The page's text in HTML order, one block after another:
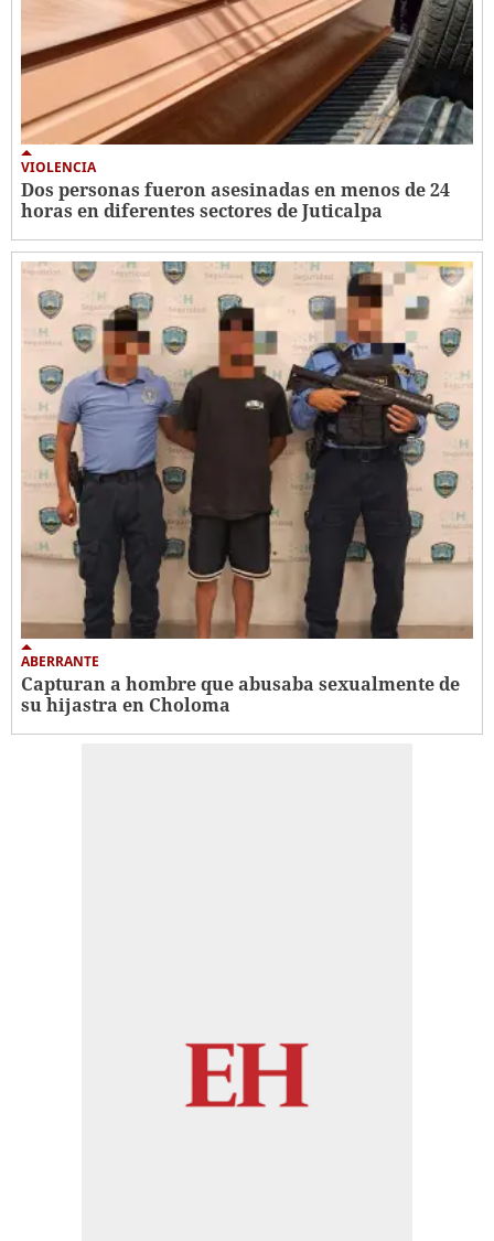
VIOLENCIA
Dos personas fueron asesinadas en menos de 24
horas en diferentes sectores de Juticalpa
ABERRANTE
Capturan a hombre que abusaba sexualmente de
su hijastra en Choloma